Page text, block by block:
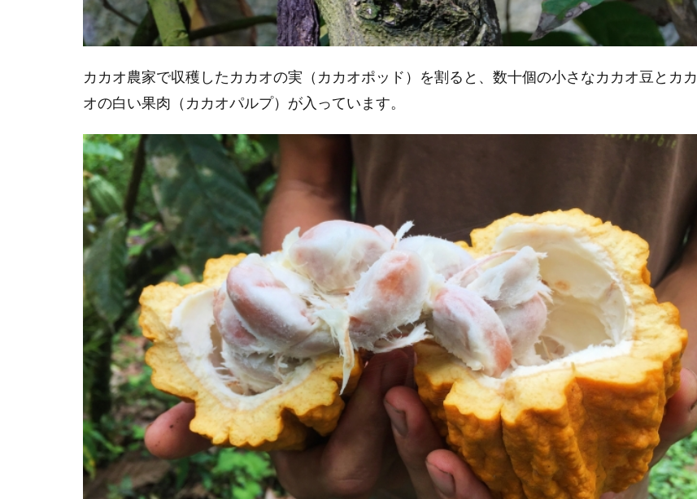
ン
シ
ッ
プ
Minimal
Collective（登
録無料）
CHOCOLATE
ADDICT
CLUB（月額
4,320円）
ガトー
ショコ
ラ -
PRIME-
をお取
り寄せ
してみ
た！
開
封
の
儀
カカオ農家で収穫したカカオの実（カカオポッド）を割ると、数十個の小さなカカオ豆とカカ
オの白い果肉（カカオパルプ）が入っています。